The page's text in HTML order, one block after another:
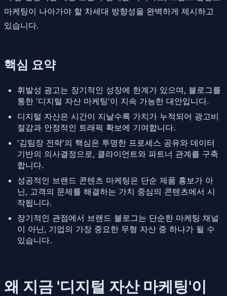
마케팅이 나아가야 할 차세대 방향성을 완벽하게 제시하고
있습니다.
핵심 요약
휘발성 광고는 장기적인 성장에 한계가 있으며, 블로그를
통한 '디지털 자산 마케팅'이 지속 가능한 대안입니다.
디지털 자산은 시간이 지날수록 가치가 누적되어 광고비
절감과 안정적인 트래픽 확보에 기여합니다.
'김팀장 전략'의 핵심은 투명한 프로세스 공유와 데이터
기반의 의사결정으로, 클라이언트와 파트너 관계를 구축
합니다.
성공적인 브랜드 콘텐츠 마케팅은 단순 제품 홍보가 아
닌, 고객의 문제를 해결하는 가치 중심의 콘텐츠에서 시
작됩니다.
장기적인 관점에서 브랜드 블로그는 단순한 마케팅 채널
이 아닌, 기업의 가장 중요한 무형 자산 중 하나가 될 수
있습니다.
왜 지금 '디지털 자산 마케팅'이